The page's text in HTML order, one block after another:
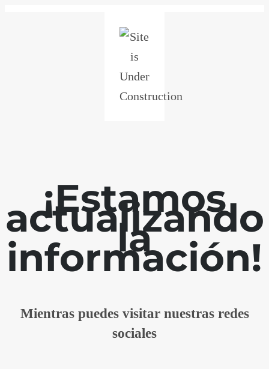
¡Estamos
actualizando
la
información!
Mientras puedes visitar nuestras redes
sociales